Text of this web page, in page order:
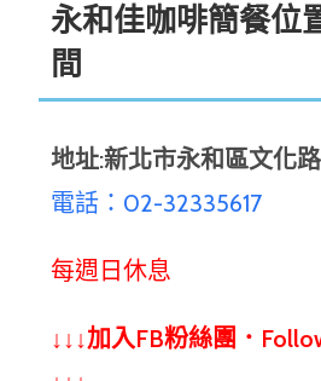
永和佳咖啡簡餐位
間
地址:新北市永和區文化
電話：02-32335617
每週日休息
↓↓↓加入FB粉絲團．